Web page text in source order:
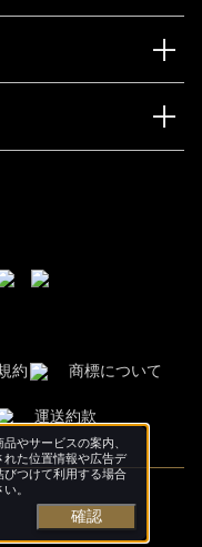
約 商標について
運送約款
やサービスの案内、
た位置情報や広告デ
つけて利用する場合
。
確認